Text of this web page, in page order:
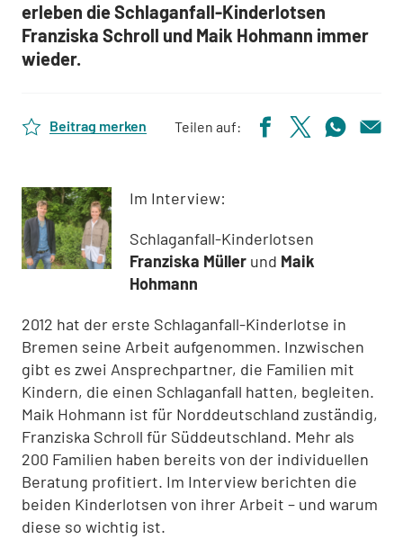
erleben die Schlaganfall-Kinderlotsen
Franziska Schroll und Maik Hohmann immer
wieder.
Beitrag merken Teilen auf:
Im Interview:
Schlaganfall-Kinderlotsen
Franziska Müller und Maik
Hohmann
2012 hat der erste Schlaganfall-Kinderlotse in
Bremen seine Arbeit aufgenommen. Inzwischen
gibt es zwei Ansprechpartner, die Familien mit
Kindern, die einen Schlaganfall hatten, begleiten.
Maik Hohmann ist für Norddeutschland zuständig,
Franziska Schroll für Süddeutschland. Mehr als
200 Familien haben bereits von der individuellen
Beratung profitiert. Im Interview berichten die
beiden Kinderlotsen von ihrer Arbeit – und warum
diese so wichtig ist.